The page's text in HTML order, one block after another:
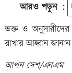
আরও পড়ুন :
ভক্ত ও
রাখার আহ্বান
আপন দেশ/এনএম